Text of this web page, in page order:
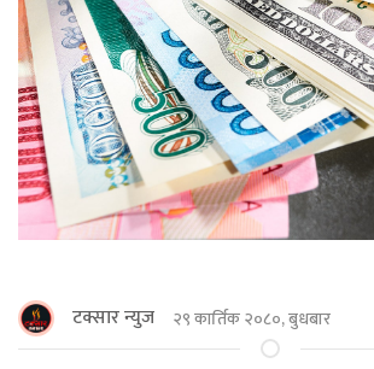
टक्सार न्युज २९ कार्तिक २०८०, बुधबार